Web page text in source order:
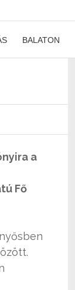
BALATON
a
Fő